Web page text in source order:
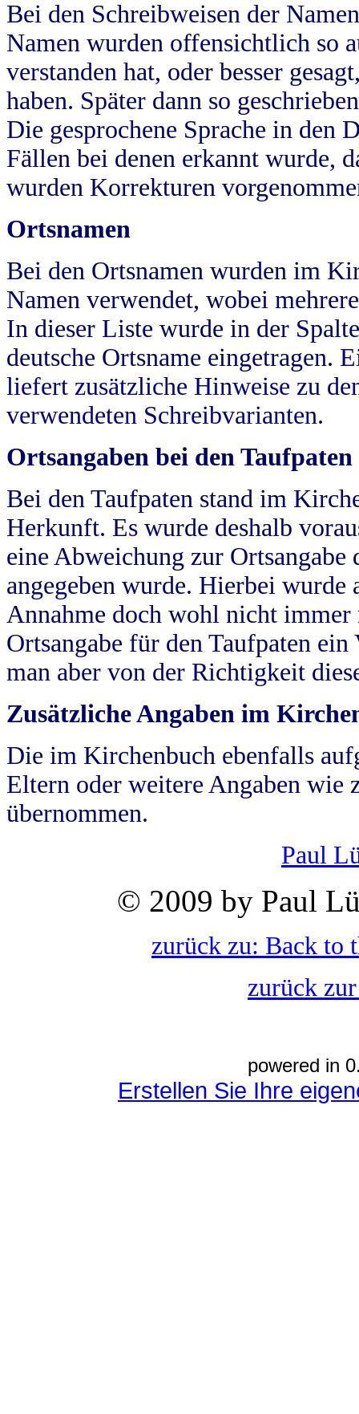
Bei den Schreibweisen der
Namen wurden offensichtlich so
verstanden hat, oder besser
haben. Später dann so
Die gesprochene Sprache in
Fällen bei denen erkannt wurde,
wurden Korrekturen
Ortsnamen
Bei den Ortsnamen wurden im
Namen verwendet, wobei
In dieser Liste wurde in der
deutsche Ortsname eingetragen.
liefert zusätzliche Hinweise zu
verwendeten Schreibvarianten.
Ortsangaben bei den Taufpaten
Bei den Taufpaten stand im
Herkunft. Es wurde deshalb
eine Abweichung zur
angegeben wurde. Hierbei wurde
Annahme doch wohl nicht
Ortsangabe für den Taufpaten
man aber von der Richtigkeit
Zusätzliche Angaben im
Die im Kirchenbuch ebenfalls
Eltern oder weitere Angaben wie
übernommen.
Paul
© 2009 by Paul
zurück zu: Back to
zurück
powered in
Erstellen Sie Ihre